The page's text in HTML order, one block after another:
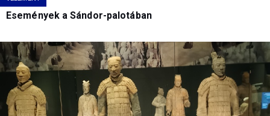
Események a Sándor-palotában